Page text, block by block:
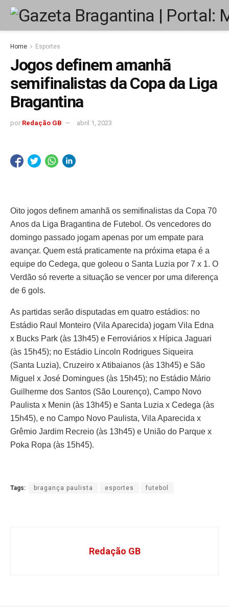
Home Esportes
Jogos definem amanhã
semifinalistas da Copa da Liga
Bragantina
por Redação GB abril 1, 2023
Oito jogos definem amanhã os semifinalistas da Copa 70
Anos da Liga Bragantina de Futebol. Os vencedores do
domingo passado jogam apenas por um empate para
avançar. Quem está praticamente na próxima etapa é a
equipe do Cedega, que goleou o Santa Luzia por 7 x 1. O
Verdão só reverte a situação se vencer por uma diferença
de 6 gols.
As partidas serão disputadas em quatro estádios: no
Estádio Raul Monteiro (Vila Aparecida) jogam Vila Edna
x Bucks Park (às 13h45) e Ferroviários x Hípica Jaguari
(às 15h45); no Estádio Lincoln Rodrigues Siqueira
(Santa Luzia), Cruzeiro x Atibaianos (às 13h45) e São
Miguel x José Domingues (às 15h45); no Estádio Mário
Guilherme dos Santos (São Lourenço), Campo Novo
Paulista x Menin (às 13h45) e Santa Luzia x Cedega (às
15h45), e no Campo Novo Paulista, Vila Aparecida x
Grêmio Jardim Recreio (às 13h45) e União do Parque x
Poka Ropa (às 15h45).
Tags: bragança paulista esportes futebol
Redação GB